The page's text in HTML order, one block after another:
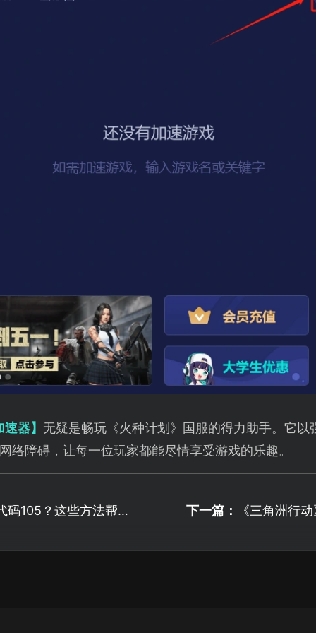
器】 无疑是畅玩《火种计划》国服的得力助手。它
络障碍，让每一位玩家都能尽情享受游戏的乐趣。
码105？这些方法帮 下一篇：
《三角洲行